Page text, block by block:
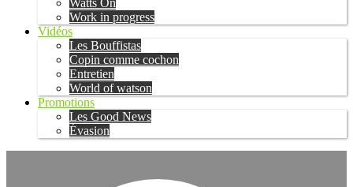
Watts On
Work in progress
Vidéos
Les Bouffistas
Copin comme cochon
Entretien
World of watson
Promotions
Les Good News
Évasion